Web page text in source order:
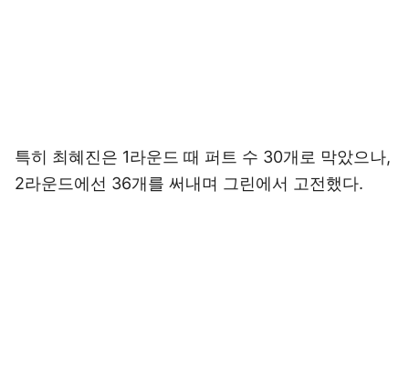
특히 최혜진은 1라운드 때 퍼트 수 30개로 막았으나,
2라운드에선 36개를 써내며 그린에서 고전했다.